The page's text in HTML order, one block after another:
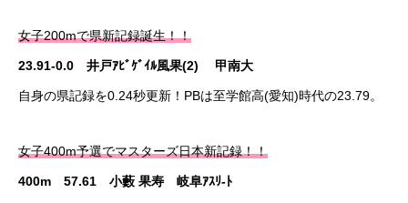
女子200mで県新記録誕生！！
23.91-0.0 井戸ｱﾋﾞｹﾞｲﾙ風果(2) 甲南大
自身の県記録を0.24秒更新！PBは至学館高(愛知)時代の23.79。
女子400m予選でマスターズ日本新記録！！
400m 57.61 小藪 果寿 岐阜ｱｽﾘ-ﾄ